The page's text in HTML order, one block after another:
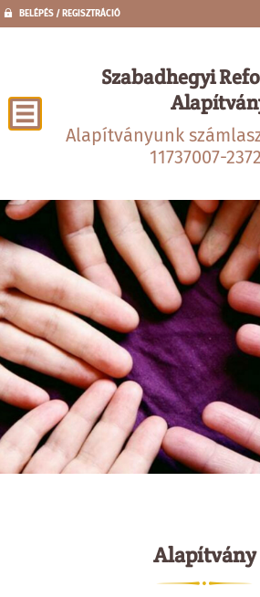
BELÉPÉS / REGISZTRÁCIÓ
Szabadhegyi
Alapítványunk
11737007-
Alapítvány